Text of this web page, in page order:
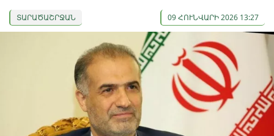
ՏԱՐԱԾԱՇՐՋԱՆ 09 ՀՈՒՆՎԱՐԻ 2026 13:27